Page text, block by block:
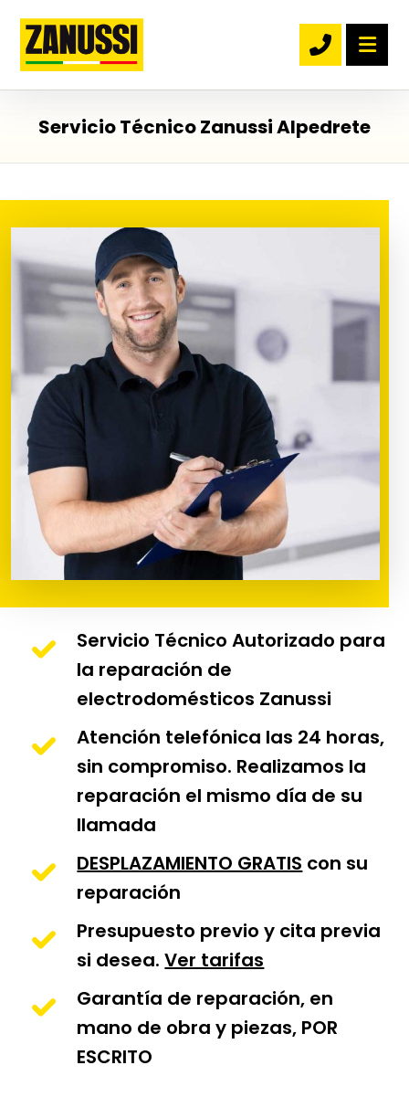
Servicio Técnico Zanussi Alpedrete
Servicio Técnico Autorizado para
la reparación de
electrodomésticos Zanussi
Atención telefónica las 24 horas,
sin compromiso. Realizamos la
reparación el mismo día de su
llamada
DESPLAZAMIENTO GRATIS con su
reparación
Presupuesto previo y cita previa
si desea.Ver tarifas
Garantía de reparación, en
mano de obra y piezas, POR
ESCRITO